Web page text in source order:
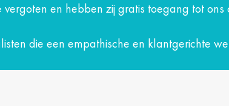
en hebben zij gratis toegang tot ons
die een empathische en klantgerichte